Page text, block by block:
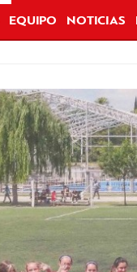
EQUIPO NOTICIAS